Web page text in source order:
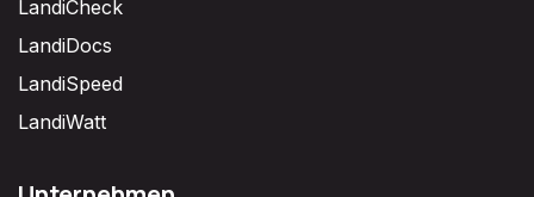
LandiCheck
LandiDocs
LandiSpeed
LandiWatt